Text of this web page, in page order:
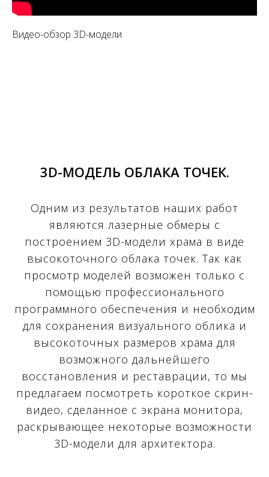
Видео-обзор 3D-модели
3D-МОДЕЛЬ ОБЛАКА ТОЧЕК.
Одним из результатов наших работ
являются лазерные обмеры с
построением 3D-модели храма в виде
высокоточного облака точек. Так как
просмотр моделей возможен только с
помощью профессионального
программного обеспечения и необходим
для сохранения визуального облика и
высокоточных размеров храма для
возможного дальнейшего
восстановления и реставрации, то мы
предлагаем посмотреть короткое скрин-
видео, сделанное с экрана монитора,
раскрывающее некоторые возможности
3D-модели для архитектора.